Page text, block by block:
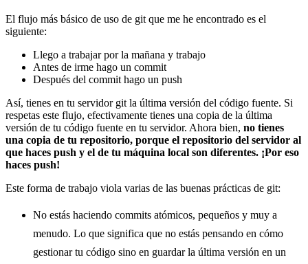
El flujo más básico de uso de git que me he encontrado es el
siguiente:
Llego a trabajar por la mañana y trabajo
Antes de irme hago un commit
Después del commit hago un push
Así, tienes en tu servidor git la última versión del código fuente. Si
respetas este flujo, efectivamente tienes una copia de la última
versión de tu código fuente en tu servidor. Ahora bien, no tienes
una copia de tu repositorio, porque el repositorio del servidor al
que haces push y el de tu máquina local son diferentes. ¡Por eso
haces push!
Este forma de trabajo viola varias de las buenas prácticas de git:
No estás haciendo commits atómicos, pequeños y muy a
menudo. Lo que significa que no estás pensando en cómo
gestionar tu código sino en guardar la última versión en un